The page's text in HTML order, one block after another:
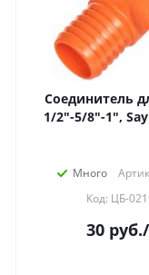
Соединитель
1/2"-5/8"-1",
Много
Код: ЦБ-
30руб.